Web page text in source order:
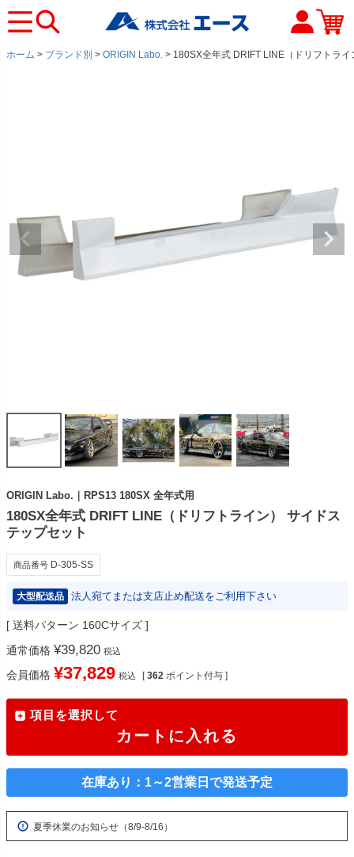
ホーム ブランド別 ORIGIN Labo. 180SX全年式 DRIFT LINE（ドリフトラ
ORIGIN Labo.｜RPS13 180SX 全年式用
180SX全年式 DRIFT LINE（ドリフトライン） サイドス
テップセット
商品番号 D-305-SS
大型配送品 法人宛てまたは支店止め配送をご利用下さい
送料パターン 160Cサイズ
通常価格 ¥39,820 税込
会員価格 ¥37,829 税込 [ 362 ポイント付与 ]
項目を選択して
カートに入れる
在庫あり：1～2営業日で発送予定
夏季休業のお知らせ（8/9-8/16）